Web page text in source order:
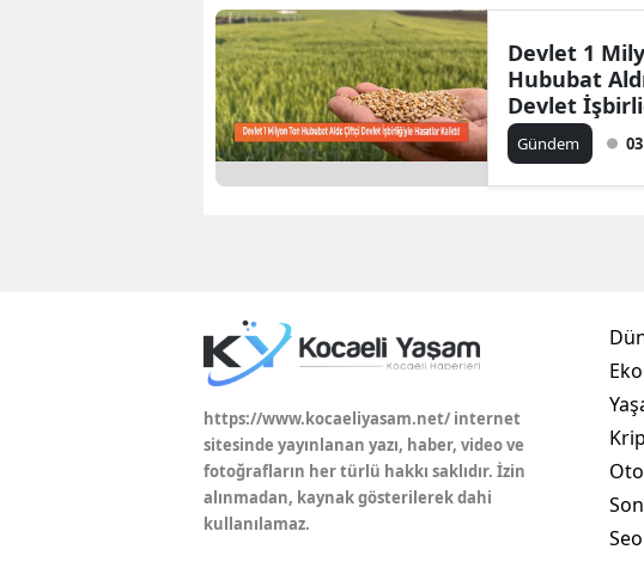
Devlet 1
Hububat
Devlet
Hasatlar
Gündem
https://www.kocaeliyasam.net/ internet
sitesinde yayınlanan yazı, haber, video ve
fotoğrafların her türlü hakkı saklıdır. İzin
alınmadan, kaynak gösterilerek dahi
kullanılamaz.